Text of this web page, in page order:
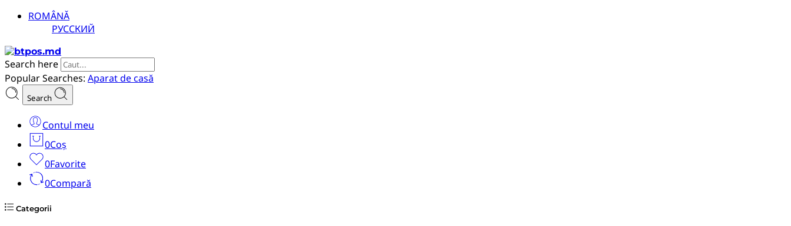
ROMÂNĂ
РУССКИЙ
Search here
Popular Searches: Aparat de casă
Search
Contul meu
0Coș
0Favorite
0Compară
Categorii